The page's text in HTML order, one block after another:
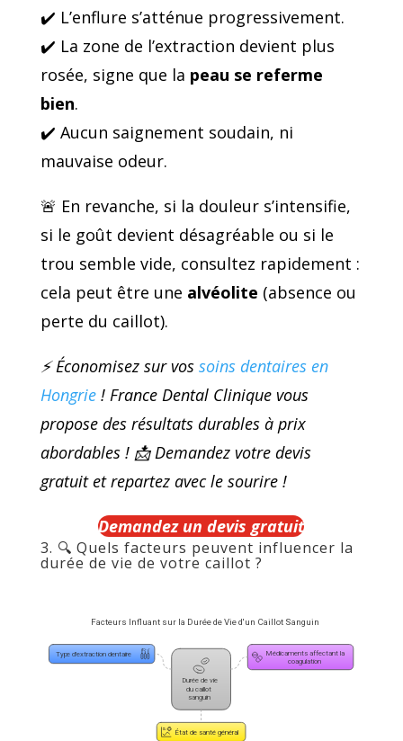
✔️ L’enflure s’atténue progressivement.
✔️ La zone de l’extraction devient plus
rosée, signe que la peau se referme
bien.
✔️ Aucun saignement soudain, ni
mauvaise odeur.
🚨 En revanche, si la douleur s’intensifie,
si le goût devient désagréable ou si le
trou semble vide, consultez rapidement :
cela peut être une alvéolite (absence ou
perte du caillot).
⚡ Économisez sur vos soins dentaires en
Hongrie! France Dental Clinique vous
propose des résultats durables à prix
abordables ! 📩 Demandez votre devis
gratuit et repartez avec le sourire !
Demandez un devis gratuit
3. 🔍 Quels facteurs peuvent influencer la
durée de vie de votre caillot ?
Facteurs Influant sur la Durée de Vie d'un Caillot Sanguin
Type d'extraction dentaire
Médicaments affectant la
coagulation
Durée de vie
du caillot
sanguin
État de santé général